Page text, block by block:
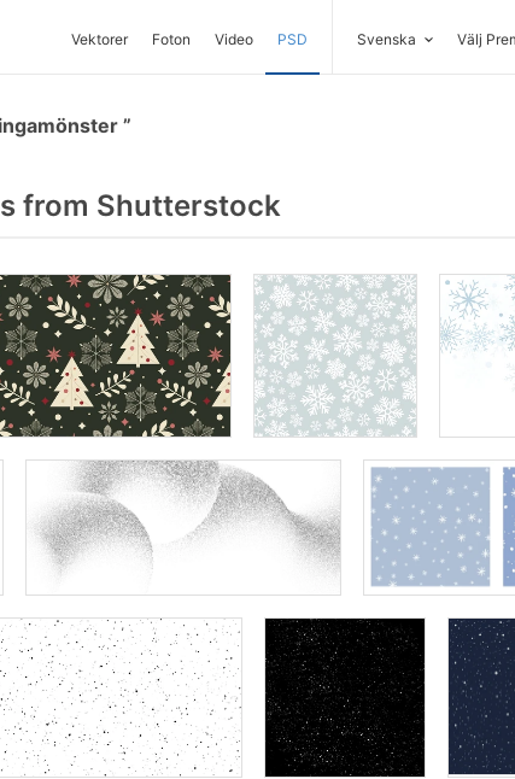
Vektorer Foton Video PSD Svenska Välj
from Shutterstock